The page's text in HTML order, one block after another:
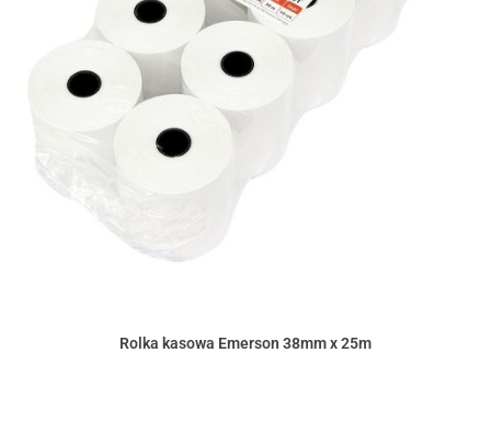
Rolka kasowa Emerson 38mm x 25m